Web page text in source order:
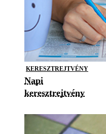
KERESZTREJTVÉNY
Napi
keresztrejtvény